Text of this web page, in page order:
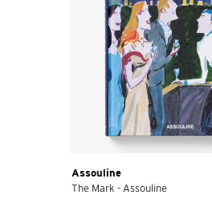
Assouline
The Mark - Assouline